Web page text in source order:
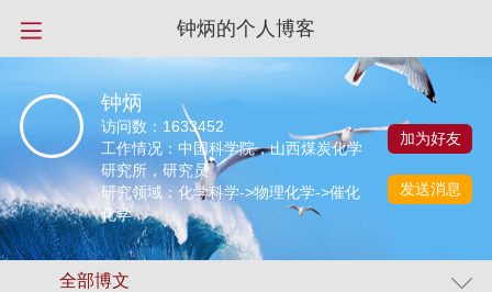
钟炳的个人博客
钟炳
访问数： 1633452
工作情况：中国科学院，山西煤炭化学
研究所，研究员
研究领域：化学科学->物理化学->催化
化学
加为好友
发送消息
全部博文